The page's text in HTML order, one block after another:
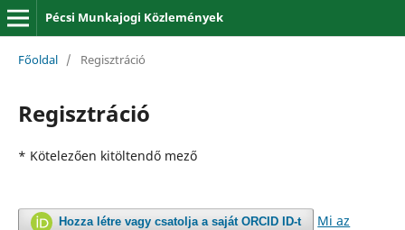
Pécsi Munkajogi Közlemények
Főoldal / Regisztráció
Regisztráció
* Kötelezően kitöltendő mező
Hozza létre vagy csatolja a saját ORCID ID-t Mi az